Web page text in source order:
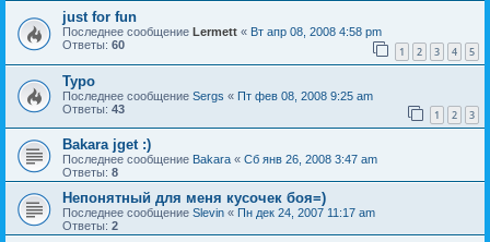
just for fun
Последнее сообщение Lermett « Вт апр 08, 2008 4:58 pm
Ответы: 60 1 2 3 4 5
Typo
Последнее сообщение Sergs « Пт фев 08, 2008 9:25 am
Ответы: 43 1 2 3
Bakara jget :)
Последнее сообщение Bakara « Сб янв 26, 2008 3:47 am
Ответы: 8
Непонятный для меня кусочек боя=)
Последнее сообщение Slevin « Пн дек 24, 2007 11:17 am
Ответы: 2